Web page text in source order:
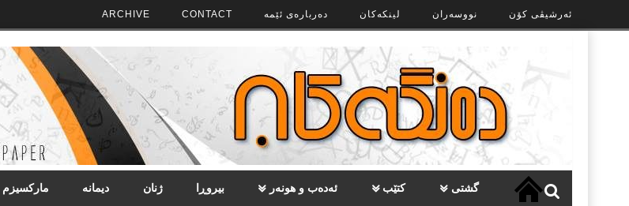
ئەرشیڤی کۆن نووسەران لینکەکان دەربارەی ئێمە CONTACT
ARCHIVE
گشتی کتێب ئەدەب و هونەر بیروڕا ژنان دیمانە مارکسیزم